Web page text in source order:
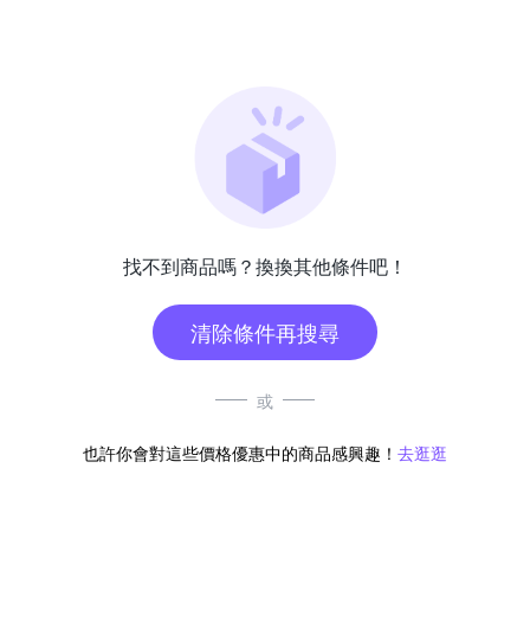
找不到商品嗎？換換其他條件吧！
清除條件再搜尋
或
也許你會對這些價格優惠中的商品感興趣！ 去逛逛